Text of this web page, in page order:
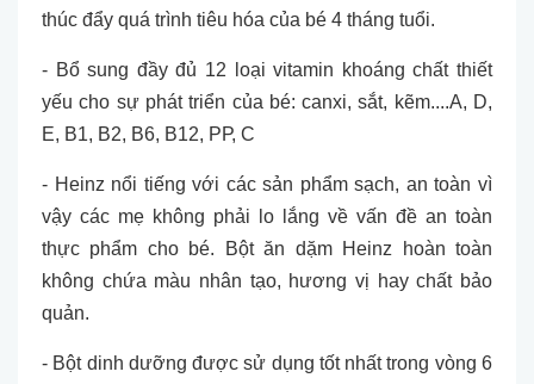
thúc đẩy quá trình tiêu hóa của bé 4 tháng tuổi.
- Bổ sung đầy đủ 12 loại vitamin khoáng chất thiết
yếu cho sự phát triển của bé: canxi, sắt, kẽm....А, D,
Е, В1, В2, В6, В12, РР, С
- Heinz nổi tiếng với các sản phẩm sạch, an toàn vì
vậy các mẹ không phải lo lắng về vấn đề an toàn
thực phẩm cho bé. Bột ăn dặm Heinz hoàn toàn
không chứa màu nhân tạo, hương vị hay chất bảo
quản.
- Bột dinh dưỡng được sử dụng tốt nhất trong vòng 6